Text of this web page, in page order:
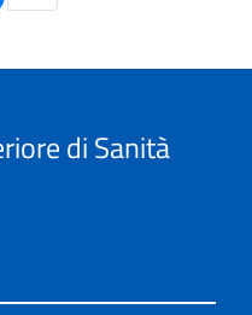
di Sanità